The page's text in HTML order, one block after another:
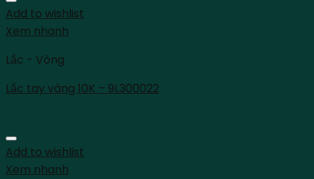
Add to wishlist
Xem nhanh
Lắc - Vòng
Lắc tay vàng 10K – 9L300022
Add to wishlist
Xem nhanh